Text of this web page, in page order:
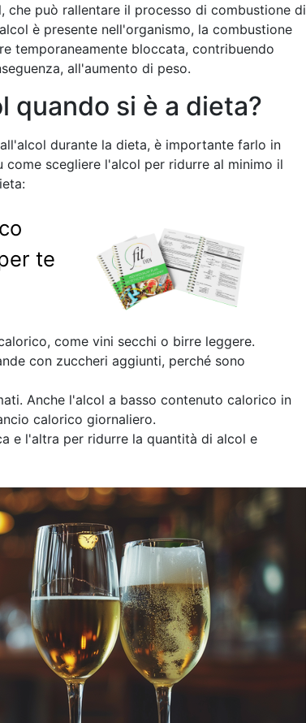
che può rallentare il processo di combustione di
è presente nell'organismo, la combustione
temporaneamente bloccata, contribuendo
all'aumento di peso.
quando si è a dieta?
durante la dieta, è importante farlo in
scegliere l'alcol per ridurre al minimo il
te
come vini secchi o birre leggere.
con zuccheri aggiunti, perché sono
Anche l'alcol a basso contenuto calorico in
calorico giornaliero.
e l'altra per ridurre la quantità di alcol e